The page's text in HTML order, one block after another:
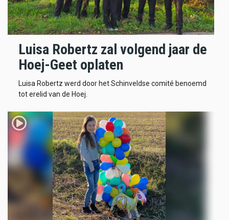
Luisa Robertz zal volgend jaar de
Hoej-Geet oplaten
Luisa Robertz werd door het Schinveldse comité benoemd
tot erelid van de Hoej.